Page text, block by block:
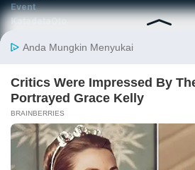
Event
KatadataOto
Email